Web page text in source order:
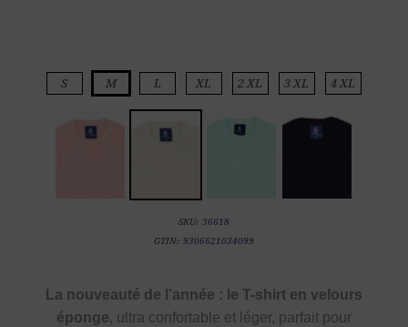
S M L XL 2 XL 3 XL 4 XL
SKU: 36618
GTIN: 9306621034099
La nouveauté de l’année : le T-shirt en velours
éponge, ultra confortable et léger, parfait pour